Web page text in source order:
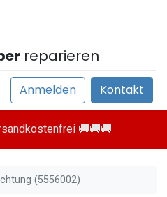
reparieren
Anmelden Kontakt
🚚🚚🚚
(5556002)